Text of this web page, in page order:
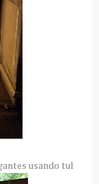
usando tul